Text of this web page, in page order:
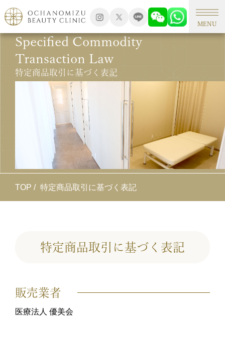
MENU
Specified Commodity
Transaction Law
特定商品取引に基づく表記
TOP 特定商品取引に基づく表記
特定商品取引に基づく表記
販売業者
医療法人 優美会